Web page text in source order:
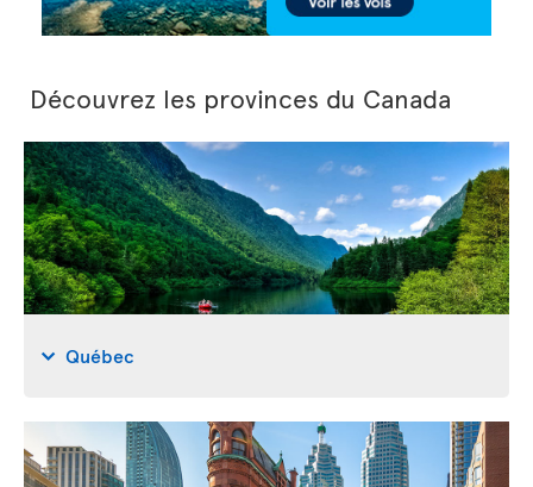
Découvrez les provinces du Canada
Québec